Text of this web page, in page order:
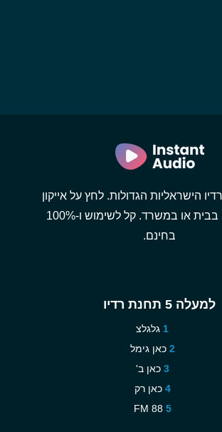
הישראליות הגדולות. לחץ על אייקון
הרדיו והאזן בבית או במשרד. קל לשימוש ו-100%
בחינם.
למעלה 5 תחנת רדיו
גלגלצ
כאן גימל
כאן ב'
כאן רק
88 FM